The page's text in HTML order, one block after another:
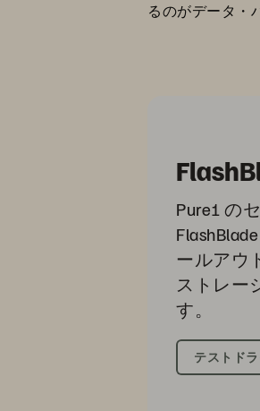
るのがデータ・
Pure1 の
ールアウ
ストレー
す。
テストド